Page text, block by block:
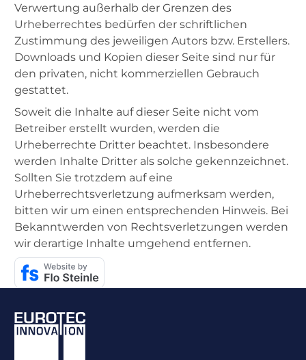
Verwertung außerhalb der Grenzen des
Urheberrechtes bedürfen der schriftlichen
Zustimmung des jeweiligen Autors bzw. Erstellers.
Downloads und Kopien dieser Seite sind nur für
den privaten, nicht kommerziellen Gebrauch
gestattet.
Soweit die Inhalte auf dieser Seite nicht vom
Betreiber erstellt wurden, werden die
Urheberrechte Dritter beachtet. Insbesondere
werden Inhalte Dritter als solche gekennzeichnet.
Sollten Sie trotzdem auf eine
Urheberrechtsverletzung aufmerksam werden,
bitten wir um einen entsprechenden Hinweis. Bei
Bekanntwerden von Rechtsverletzungen werden
wir derartige Inhalte umgehend entfernen.